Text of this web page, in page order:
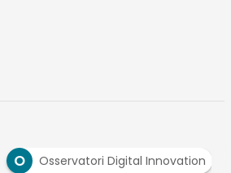
O Osservatori Digital Innovation